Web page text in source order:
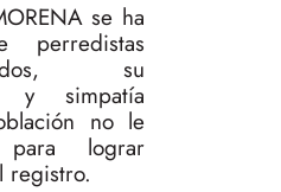
se ha
perredistas
su
y simpatía
no le
para lograr
registro.